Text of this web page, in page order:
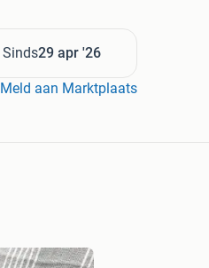
Sinds29 apr '26
Meld aan Marktplaats